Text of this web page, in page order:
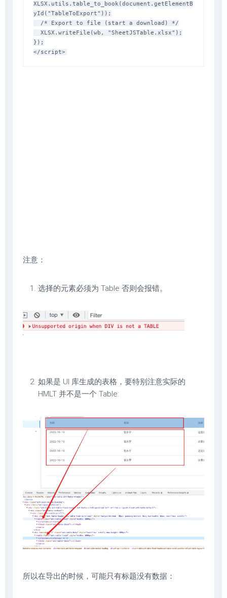
XLSX.utils.table_to_book(document.getElementB
yId("TableToExport"));
});
注意：
选择的元素必须为 Table 否则会报错。
如果是 UI 库生成的表格，要特别注意实际的
HMLT 并不是一个 Table:
所以在导出的时候，可能只有标题没有数据：